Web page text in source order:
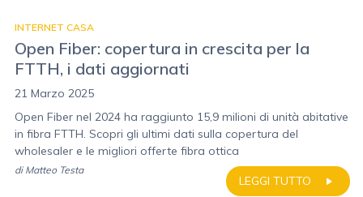
INTERNET CASA
Open Fiber: copertura in crescita per la
FTTH, i dati aggiornati
21 Marzo 2025
Open Fiber nel 2024 ha raggiunto 15,9 milioni di unità abitative
in fibra FTTH. Scopri gli ultimi dati sulla copertura del
wholesaler e le migliori offerte fibra ottica
LEGGI TUTTO
di Matteo Testa